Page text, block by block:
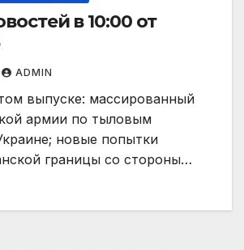
в 10:00 от
ADMIN
выпуске: массированный
армии по тыловым
новые попытки
границы со стороны…